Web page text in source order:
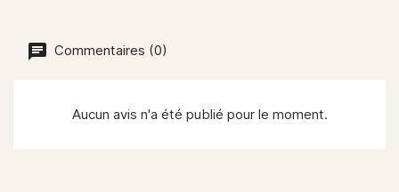
Commentaires (0)
Aucun avis n'a été publié pour le moment.